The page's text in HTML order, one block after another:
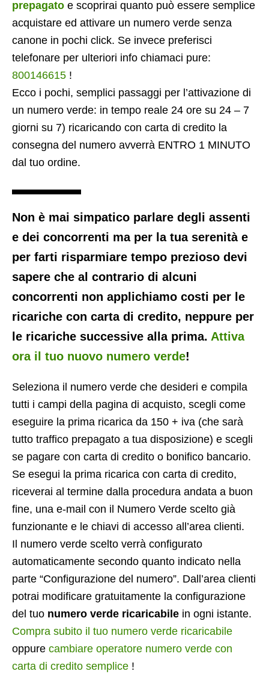
prepagato e scoprirai quanto può essere semplice
acquistare ed attivare un numero verde senza
canone in pochi click. Se invece preferisci
telefonare per ulteriori info chiamaci pure:
800146615 !
Ecco i pochi, semplici passaggi per l’attivazione di
un numero verde: in tempo reale 24 ore su 24 – 7
giorni su 7) ricaricando con carta di credito la
consegna del numero avverrà ENTRO 1 MINUTO
dal tuo ordine.
Non è mai simpatico parlare degli assenti
e dei concorrenti ma per la tua serenità e
per farti risparmiare tempo prezioso devi
sapere che al contrario di alcuni
concorrenti non applichiamo costi per le
ricariche con carta di credito, neppure per
le ricariche successive alla prima. Attiva
ora il tuo nuovo numero verde!
Seleziona il numero verde che desideri e compila
tutti i campi della pagina di acquisto, scegli come
eseguire la prima ricarica da 150 + iva (che sarà
tutto traffico prepagato a tua disposizione) e scegli
se pagare con carta di credito o bonifico bancario.
Se esegui la prima ricarica con carta di credito,
riceverai al termine dalla procedura andata a buon
fine, una e-mail con il Numero Verde scelto già
funzionante e le chiavi di accesso all’area clienti.
Il numero verde scelto verrà configurato
automaticamente secondo quanto indicato nella
parte “Configurazione del numero”. Dall’area clienti
potrai modificare gratuitamente la configurazione
del tuo numero verde ricaricabile in ogni istante.
Compra subito il tuo numero verde ricaricabile
oppure cambiare operatore numero verde con
carta di credito semplice !